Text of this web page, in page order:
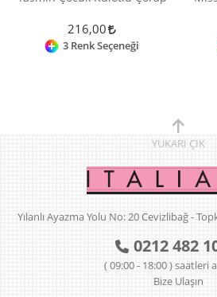
216,00
3 Renk Seçeneği
YUKARI ÇIK
Yılanlı Ayazma Yolu No: 20 Cevizlibağ -
0212 482
( 09:00 - 18:00 ) saatleri
Bize Ulaşın